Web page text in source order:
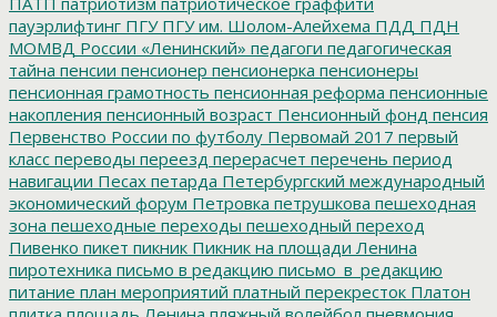
пауэрлифтинг ПГУПГУ им. Шолом-Алейхема ПДД ПДН
МОМВД России «Ленинский» педагоги педагогическая
тайна пенсии пенсионер пенсионерка пенсионеры
пенсионная грамотность пенсионная реформа пенсионные
накопления пенсионный возраст Пенсионный фонд пенсия
Первенство России по футболу Первомай 2017 первый
класс переводы переезд перерасчет перечень период
навигации Песах петарда Петербургский международный
экономический форум Петровка петрушкова пешеходная
зона пешеходные переходы пешеходный переход
Пивенко пикет пикник Пикник на площади Ленина
пиротехника письмо в редакцию письмо_в_редакцию
питание план мероприятий платный перекресток Платон